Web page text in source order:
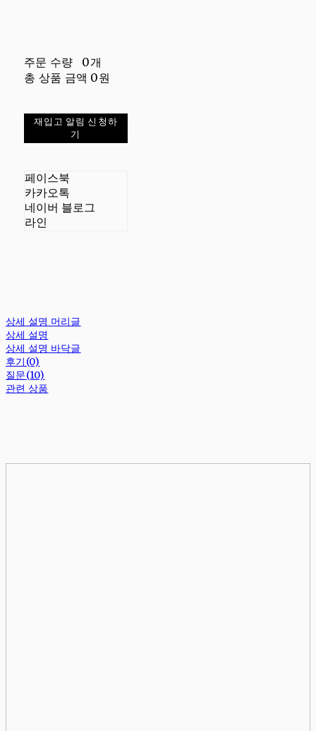
주문 수량
0개
총 상품 금액 0원
재입고 알림 신청하
기
페이스북
카카오톡
네이버 블로그
라인
상세 설명 머리글
상세 설명
상세 설명 바닥글
후기(0)
질문(10)
관련 상품